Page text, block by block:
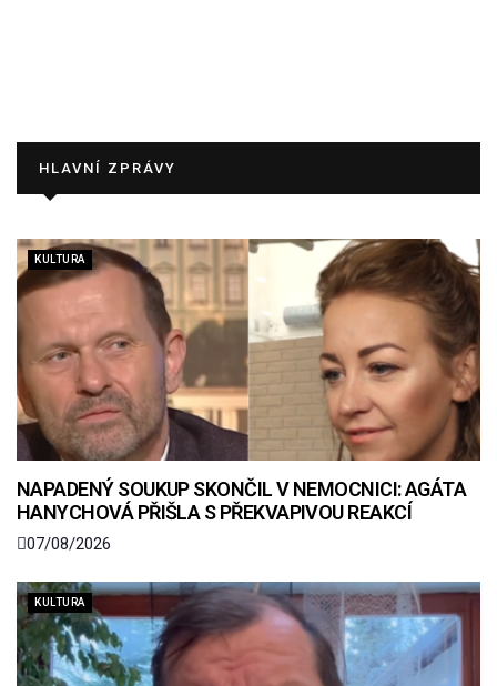
HLAVNÍ ZPRÁVY
KULTURA
NAPADENÝ SOUKUP SKONČIL V NEMOCNICI: AGÁTA
HANYCHOVÁ PŘIŠLA S PŘEKVAPIVOU REAKCÍ
07/08/2026
KULTURA